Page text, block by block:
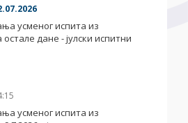
усменог испита из
дане - јулски испитни
усменог испита из